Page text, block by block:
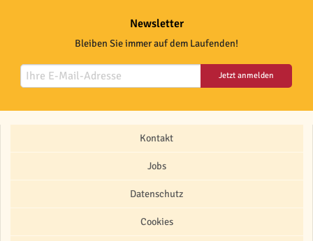
Newsletter
Bleiben Sie immer auf dem Laufenden!
Jetzt anmelden
Kontakt
Jobs
Datenschutz
Cookies